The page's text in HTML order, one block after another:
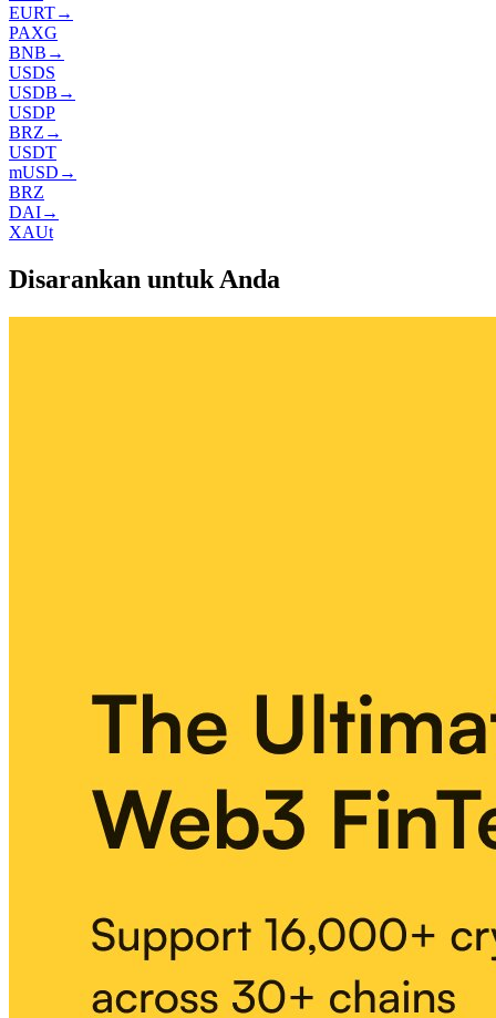
EURT→
PAXG
BNB →
USDS
USDB →
USDP
BRZ →
USDT
mUSD →
BRZ
DAI→
XAUt
Disarankan untuk Anda